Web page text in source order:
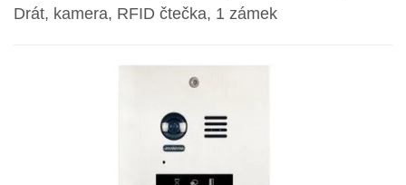
Drát, kamera, RFID čtečka, 1 zámek